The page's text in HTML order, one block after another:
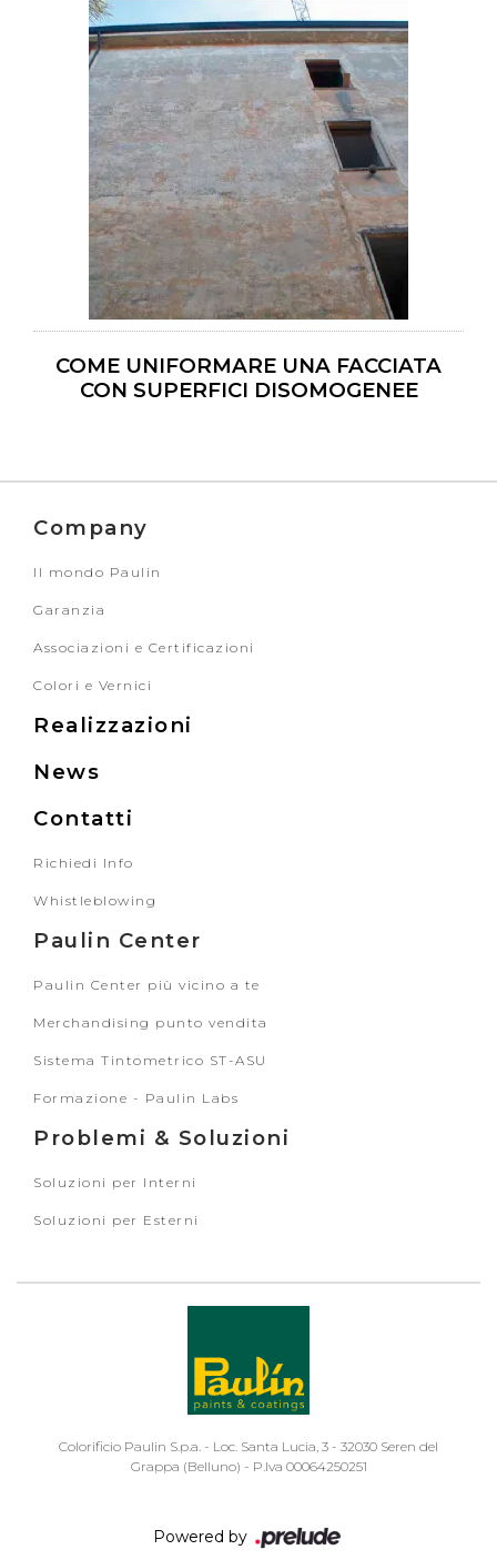
COME UNIFORMARE UNA FACCIATA
CON SUPERFICI DISOMOGENEE
Company
Il mondo Paulin
Garanzia
Associazioni e Certificazioni
Colori e Vernici
Realizzazioni
News
Contatti
Richiedi Info
Whistleblowing
Paulin Center
Paulin Center più vicino a te
Merchandising punto vendita
Sistema Tintometrico ST-ASU
Formazione - Paulin Labs
Problemi & Soluzioni
Soluzioni per Interni
Soluzioni per Esterni
Colorificio Paulin S.p.a. - Loc. Santa Lucia, 3 - 32030 Seren del
Grappa (Belluno) - P.Iva 00064250251
Powered by